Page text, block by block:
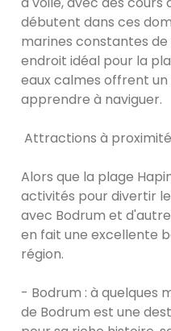
débutent dans ces
marines constantes
endroit idéal pour la
eaux calmes offrent
apprendre à naviguer.
Attractions à proximité
Alors que la plage
activités pour divertir
avec Bodrum et
en fait une excellente
région.
- Bodrum : à quelques
de Bodrum est une